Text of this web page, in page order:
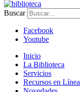
Buscar
Facebook
Youtube
Inicio
La Biblioteca
Servicios
Recursos en Línea